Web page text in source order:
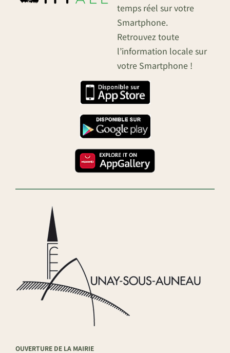
temps réel sur votre
Smartphone.
Retrouvez toute
l’information locale sur
votre Smartphone !
OUVERTURE DE LA MAIRIE